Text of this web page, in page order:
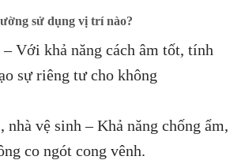
sử dụng vị trí nào?
– Với khả năng cách âm tốt, tính
sự riêng tư cho không
nhà vệ sinh – Khả năng chống ẩm,
co ngót cong vênh.